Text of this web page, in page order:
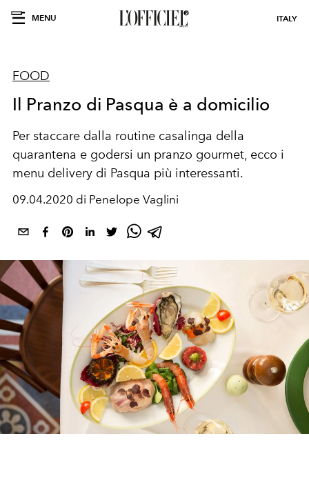
MENU ITALY
FOOD
Il Pranzo di Pasqua è a domicilio
Per staccare dalla routine casalinga della
quarantena e godersi un pranzo gourmet, ecco i
menu delivery di Pasqua più interessanti.
09.04.2020 di Penelope Vaglini